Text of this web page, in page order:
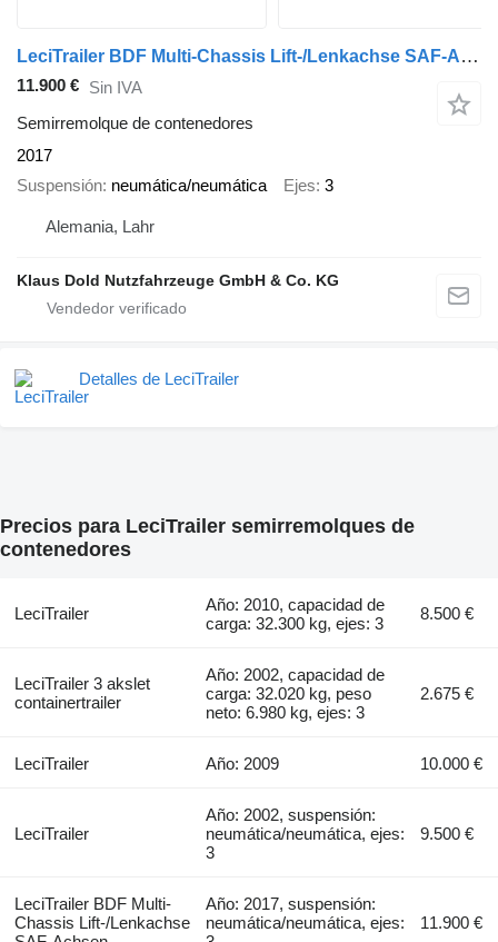
LeciTrailer BDF Multi-Chassis Lift-/Lenkachse SAF-Achsen
11.900 € Sin IVA
Semirremolque de contenedores
2017
Suspensión neumática/neumática Ejes 3
Alemania, Lahr
Klaus Dold Nutzfahrzeuge GmbH & Co. KG
Detalles de LeciTrailer
Precios para LeciTrailer semirremolques de
contenedores
LeciTrailer
Año: 2010, capacidad de
carga: 32.300 kg, ejes: 3
8.500 €
LeciTrailer 3 akslet
containertrailer
Año: 2002, capacidad de
carga: 32.020 kg, peso
neto: 6.980 kg, ejes: 3
2.675 €
LeciTrailer Año: 2009 10.000 €
LeciTrailer
Año: 2002, suspensión:
neumática/neumática, ejes:
3
9.500 €
LeciTrailer BDF Multi-
Chassis Lift-/Lenkachse
Año: 2017, suspensión:
neumática/neumática, ejes:
11.900 €